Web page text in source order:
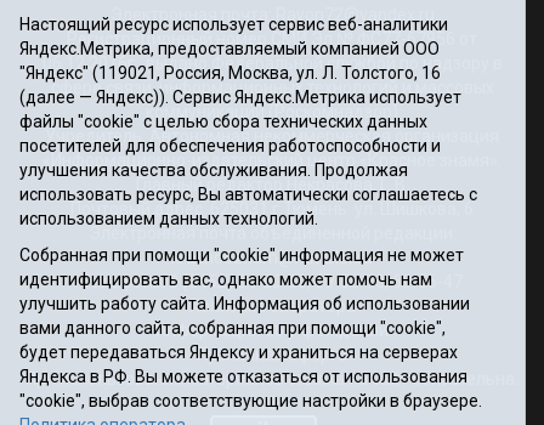
Rayon72@yandex.ru
Регистрационный номер СМИ Эл № ФС77-67956 от
06.12.2016г., выдано Федеральной службой по надзору в
сфере связи, информационных технологий и массовых
коммуникаций (Роскомнадзор)
Учредитель: Автономная некоммерческая организация
«Информационно-издательский центр «Красное знамя».
Главный редактор Некрасова Т. В.
Почтовый адрес: 625031 г.Тюмень. ул. Шишкова, 6
Электронная почта объединенной редакции:
krasnoeznam@rambler.ru
Телефоны 8 (3452) 34-80-60, 69-56-73, 69-56-47
Политика оператора
Информация об учреждении
Публичная оферта
При использовании материалов ссылка на сайт обязательна.
12+
Настоящий ресурс использует сервис веб-аналитики
Яндекс.Метрика, предоставляемый компанией ООО
"Яндекс" (119021, Россия, Москва, ул. Л. Толстого, 16
(далее — Яндекс)). Сервис Яндекс.Метрика использует
файлы "cookie" с целью сбора технических данных
посетителей для обеспечения работоспособности и
улучшения качества обслуживания. Продолжая
использовать ресурс, Вы автоматически соглашаетесь с
использованием данных технологий.
Собранная при помощи "cookie" информация не может
идентифицировать вас, однако может помочь нам
улучшить работу сайта. Информация об использовании
вами данного сайта, собранная при помощи "cookie",
будет передаваться Яндексу и храниться на серверах
Яндекса в РФ. Вы можете отказаться от использования
"cookie", выбрав соответствующие настройки в браузере.